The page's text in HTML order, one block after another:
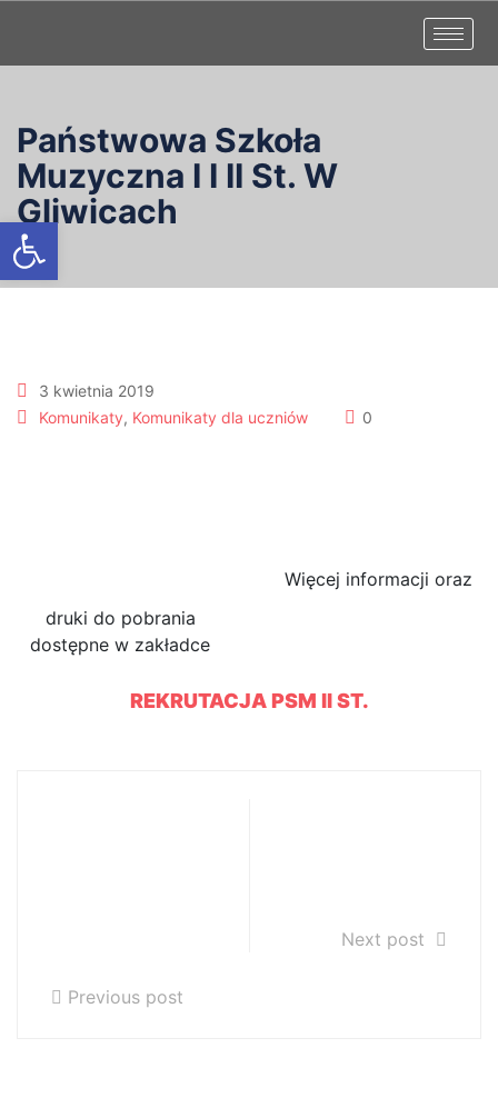
Otwórz pasek narzędzi
Państwowa Szkoła
Muzyczna I I II St. W
Gliwicach
3 kwietnia 2019
Komunikaty, Komunikaty dla uczniów 0
Więcej informacji oraz
druki do pobrania
dostępne w zakładce
REKRUTACJA PSM II ST.
Previous post
Next post